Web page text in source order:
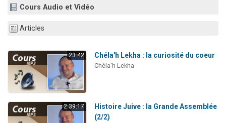
12 nouvelles musiques dans Torah-Box Music
Cours Audio et Vidéo
Articles
23:42 Chéla'h Lekha : la curiosité du coeur
Chéla'h Lekha
2:39:17
Histoire Juive : la Grande Assemblée
(2/2)